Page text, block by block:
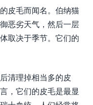
皮毛而闻名。伯纳猫
恶劣天气，然后一层
取决于季节。它们的
清理掉相当多的皮
，它们的皮毛是最显